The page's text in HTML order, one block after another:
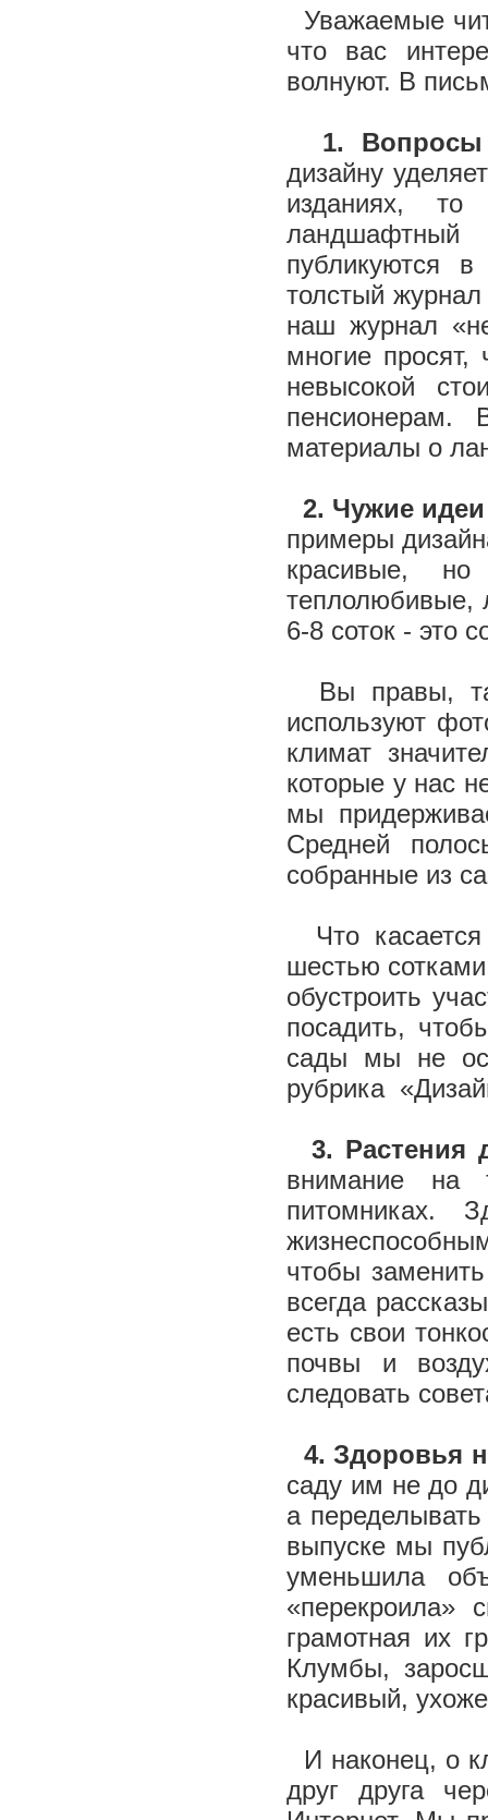
Уважаемые
что вас
волнуют. В
1.
дизайну
изданиях, то
ландшафтный
публикуются
толстый
наш журнал
многие
невысокой
пенсионерам.
материалы о
2. Чужие
примеры
красивые,
теплолюбивые,
6-8 соток - это
Вы правы,
используют
климат
которые у нас
мы
Средней
собранные из
Что касается
шестью
обустроить
посадить,
сады мы не
рубрика
3. Растения
внимание на
питомниках.
чтобы
всегда
есть свои
почвы и
следовать
4. Здоровья
саду им не до
а
выпуске мы
уменьшила
«перекроила»
грамотная их
Клумбы,
красивый,
И наконец, о
друг друга